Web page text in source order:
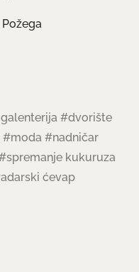
#dvorište
#moda #nadničar
kukuruza
ćevap